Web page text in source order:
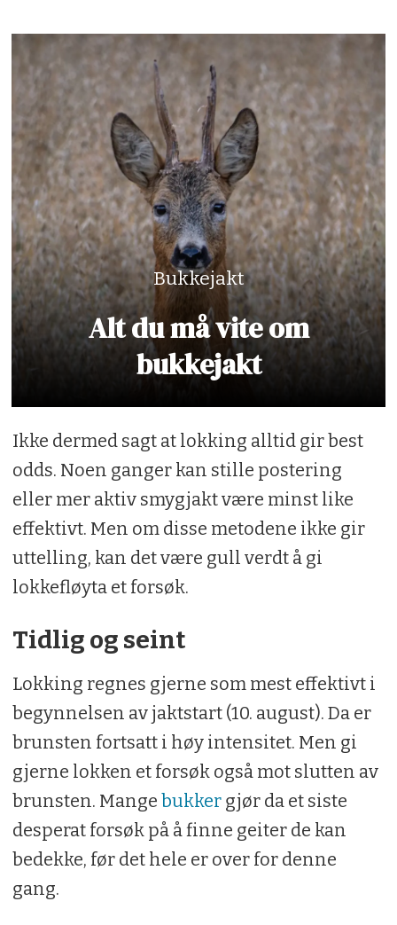
Bukkejakt
Alt du må vite om
bukkejakt
Ikke dermed sagt at lokking alltid gir best
odds. Noen ganger kan stille postering
eller mer aktiv smygjakt være minst like
effektivt. Men om disse metodene ikke gir
uttelling, kan det være gull verdt å gi
lokkefløyta et forsøk.
Tidlig og seint
Lokking regnes gjerne som mest effektivt i
begynnelsen av jaktstart (10. august). Da er
brunsten fortsatt i høy intensitet. Men gi
gjerne lokken et forsøk også mot slutten av
brunsten. Mange bukkergjør da et siste
desperat forsøk på å finne geiter de kan
bedekke, før det hele er over for denne
gang.